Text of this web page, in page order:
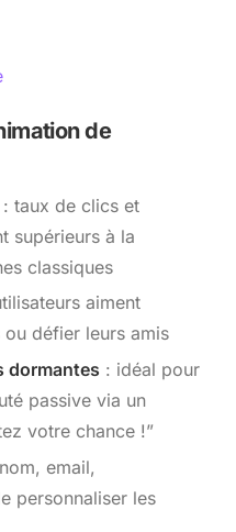
de
: taux de clics et
supérieurs à la
classiques
aiment
défier leurs amis
dormantes : idéal pour
passive via un
votre chance !”
email,
personnaliser les